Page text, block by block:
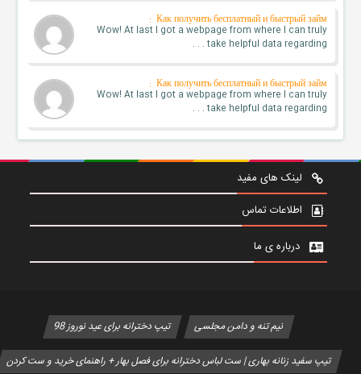
Как получить бесплатный и быстрый займ :
Wow! At last I got a webpage from where I can truly
take helpful data regarding . . .
Как получить бесплатный и быстрый займ :
Wow! At last I got a webpage from where I can truly
take helpful data regarding . . .
لینک های مفید
اطلاعات تماس
درباره ی ما
نیم تنه و دامن مجلسی تیپ دخترانه برای عید نوروز 98
تیپ سفید زنانه بهاری | ست لباس دخترانه برای فصل بهار + راهنمای خرید و ست کردن